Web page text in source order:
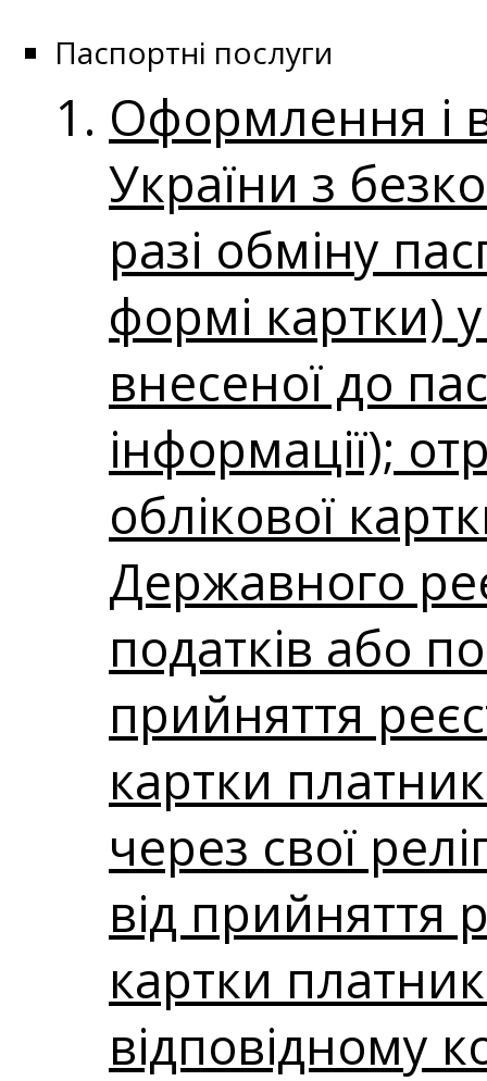
Паспортні послуги
Оформлення і
України з
разі обміну
формі картки) у
внесеної до
інформації);
облікової
Державного
податків або
прийняття
картки
через свої
від прийняття
картки
відповідному